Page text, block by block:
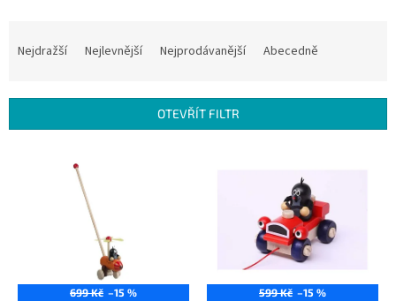
í
Nejdražší Nejlevnější Nejprodávanější Abecedně
OTEVŘÍT FILTR
699 Kč –15 % 599 Kč –15 %